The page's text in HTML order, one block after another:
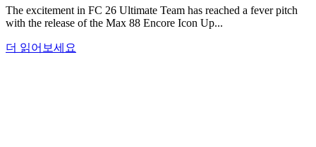
The excitement in FC 26 Ultimate Team has reached a fever pitch
with the release of the Max 88 Encore Icon Up...
더 읽어보세요